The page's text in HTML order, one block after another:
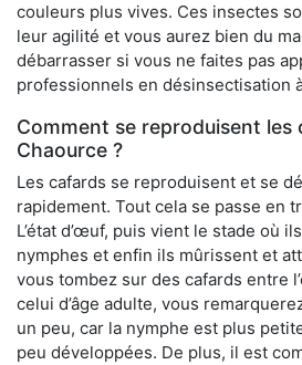
couleurs plus vives. Ces insectes
leur agilité et vous aurez bien du
débarrasser si vous ne faites pas
professionnels en désinsectisation
Comment se reproduisent les
Chaource ?
Les cafards se reproduisent et se
rapidement. Tout cela se passe en
L’état d’œuf, puis vient le stade où
nymphes et enfin ils mûrissent et
vous tombez sur des cafards entre
celui d’âge adulte, vous
un peu, car la nymphe est plus
peu développées. De plus, il est